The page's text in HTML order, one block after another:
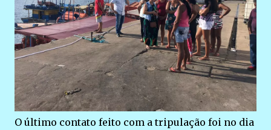
O último contato feito com a tripulação foi no dia